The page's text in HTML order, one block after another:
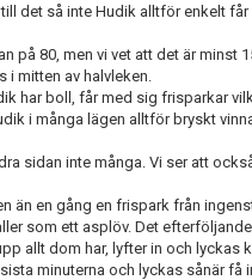
det så inte Hudik alltför enkelt
på 80, men vi vet att det är minst
i mitten av halvleken.
har boll, får med sig frisparkar
i många lägen alltför bryskt
sidan inte många. Vi ser att
än en gång en frispark från
som ett asplöv. Det
allt dom har, lyfter in och lyckas
minuterna och lyckas sånär få